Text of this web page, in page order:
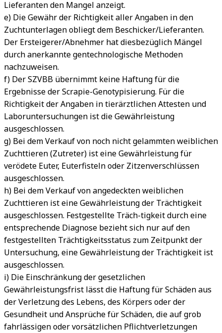
Lieferanten den Mangel anzeigt.
e) Die Gewähr der Richtigkeit aller Angaben in den
Zuchtunterlagen obliegt dem Beschicker/Lieferanten.
Der Ersteigerer/Abnehmer hat diesbezüglich Mängel
durch anerkannte gentechnologische Methoden
nachzuweisen.
f) Der SZVBB übernimmt keine Haftung für die
Ergebnisse der Scrapie-Genotypisierung. Für die
Richtigkeit der Angaben in tierärztlichen Attesten und
Laboruntersuchungen ist die Gewährleistung
ausgeschlossen.
g) Bei dem Verkauf von noch nicht gelammten weiblichen
Zuchttieren (Zutreter) ist eine Gewährleistung für
verödete Euter, Euterfisteln oder Zitzenverschlüssen
ausgeschlossen.
h) Bei dem Verkauf von angedeckten weiblichen
Zuchttieren ist eine Gewährleistung der Trächtigkeit
ausgeschlossen. Festgestellte Träch-tigkeit durch eine
entsprechende Diagnose bezieht sich nur auf den
festgestellten Trächtigkeitsstatus zum Zeitpunkt der
Untersuchung, eine Gewährleistung der Trächtigkeit ist
ausgeschlossen.
i) Die Einschränkung der gesetzlichen
Gewährleistungsfrist lässt die Haftung für Schäden aus
der Verletzung des Lebens, des Körpers oder der
Gesundheit und Ansprüche für Schäden, die auf grob
fahrlässigen oder vorsätzlichen Pflichtverletzungen